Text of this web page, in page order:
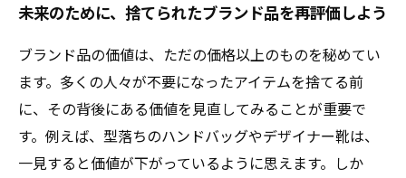
未来のために、捨てられたブランド品を再評価しよう
ブランド品の価値は、ただの価格以上のものを秘めてい
ます。多くの人々が不要になったアイテムを捨てる前
に、その背後にある価値を見直してみることが重要で
す。例えば、型落ちのハンドバッグやデザイナー靴は、
一見すると価値が下がっているように思えます。しか